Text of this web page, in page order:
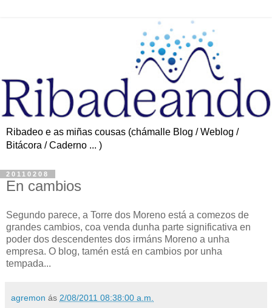
Ribadeo e as miñas cousas (chámalle Blog / Weblog /
Bitácora / Caderno ... )
20110208
En cambios
Segundo parece, a Torre dos Moreno está a comezos de
grandes cambios, coa venda dunha parte significativa en
poder dos descendentes dos irmáns Moreno a unha
empresa. O blog, tamén está en cambios por unha
tempada...
agremon ás 2/08/2011 08:38:00 a.m.